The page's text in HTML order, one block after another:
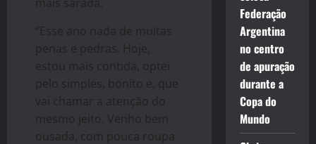
“Esse ano nada de muitas
penas e pedras. Hoje,
estou mais contida, optei
pelo simples, bonito e, que
vai chamar a atenção do
mesmo jeito. Venho bem
ousada, com pouca roupa
Federação
Argentina
no centro
de apuração
durante a
Copa do
Mundo